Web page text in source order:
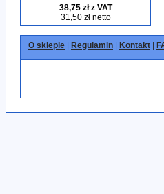
38,75 zł z VAT
31,50 zł netto
O sklepie Regulamin Kontakt